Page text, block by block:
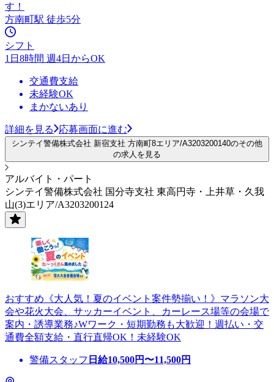
す！
方南町駅 徒歩5分
シフト
1日8時間 週4日からOK
交通費支給
未経験OK
まかないあり
詳細を見る 応募画面に進む
シンテイ警備株式会社 新宿支社 方南町8エリア/A3203200140のその他
の求人を見る
アルバイト・パート
シンテイ警備株式会社 国分寺支社 東高円寺・上井草・久我
山(3)エリア/A3203200124
おすすめ《大人気！夏のイベント案件勢揃い！》マラソン大
会や花火大会、サッカーイベント、カーレース場等の会場で
案内・誘導業務♪Wワーク・短期勤務も大歓迎！週払い・交
通費全額支給・直行直帰OK！未経験OK
警備スタッフ 日給10,500円〜11,500円